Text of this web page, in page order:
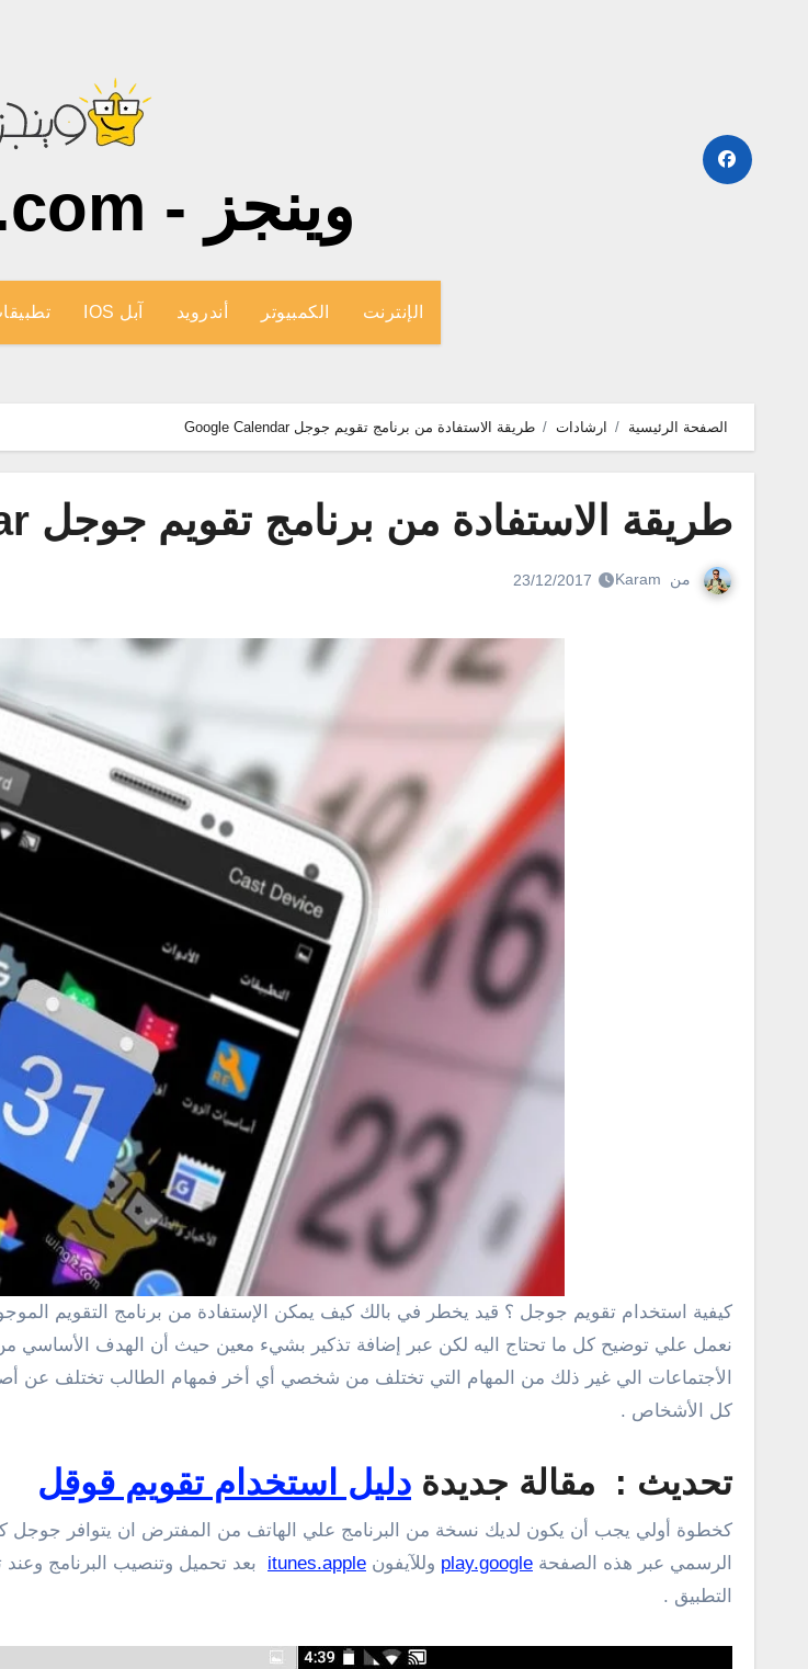
وينجز - wingiz.com
الإنترنت الكمبيوتر أندرويد آبل IOS
الصفحة الرئيسية ارشادات طريقة الاستفادة من برنامج تقويم جوجل Google Calendar
طريقة الاستفادة من برنامج تقويم جوجل Google Calendar
من Karam
23/12/2017
كيفية استخدام تقويم جوجل ؟ قيد يخطر في بالك كيف يمكن الإستفادة من برنامج التقويم الموجود علي هاتف الأندرويد وهل لهذا التطبيق فائدة من الناحية العملية , هنا سوف
نعمل علي توضيح كل ما تحتاج اليه لكن عبر إضافة تذكير بشيء معين حيث أن الهدف الأساسي من
كل الأشخاص .
تحديث : مقالة جديدة دليل استخدام تقويم قوقل
كخطوة أولي يجب أن يكون لديك نسخة من البرنامج علي الهاتف من المفترض ان يتوافر جوجل
الرسمي عبر هذه الصفحة play.google وللآيفون itunes.apple بعد تحميل وتنصيب البرنامج
التطبيق .